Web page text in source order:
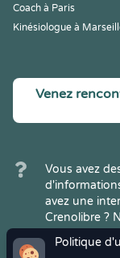
Politique
Coach à Paris
Kinésiologue à
Venez
Vous avez
avez une
Crenolibre ?